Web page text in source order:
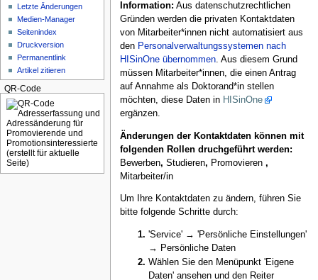
Information: Aus datenschutzrechtlichen
Gründen werden die privaten Kontaktdaten
von Mitarbeiter*innen nicht automatisiert aus
den Personalverwaltungssystemen nach
HISinOne übernommen. Aus diesem Grund
müssen Mitarbeiter*innen, die einen Antrag
auf Annahme als Doktorand*in stellen
möchten, diese Daten in HISinOne
ergänzen.
Änderungen der Kontaktdaten können mit
folgenden Rollen druchgeführt werden:
Bewerben, Studieren, Promovieren,
Mitarbeiter/in
Um Ihre Kontaktdaten zu ändern, führen Sie
bitte folgende Schritte durch:
'Service' → 'Persönliche Einstellungen'
→ Persönliche Daten
Wählen Sie den Menüpunkt 'Eigene
Daten' ansehen und den Reiter
Letzte Änderungen
Medien-Manager
Seitenindex
Druckversion
Permanentlink
Artikel zitieren
QR-Code